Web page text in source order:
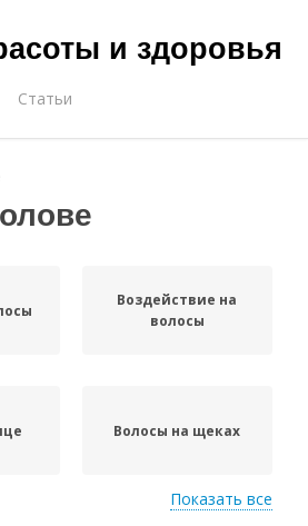
и здоровья
Статьи
Воздействие на
волосы
Волосы на щеках
Показать все